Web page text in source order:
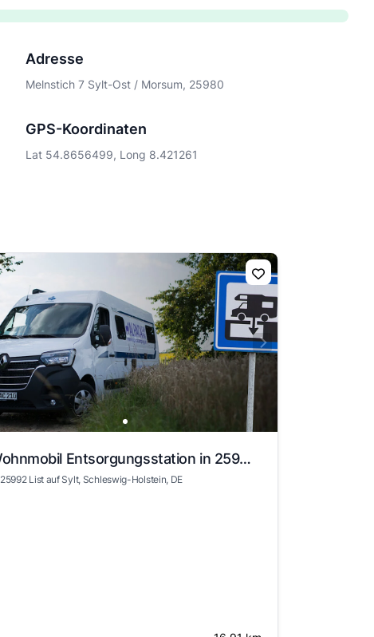
Adresse
Melnstich 7 Sylt-Ost / Morsum, 25980
GPS-Koordinaten
Lat 54.8656499, Long 8.421261
Wohnmobil Entsorgungsstation in 25992 List auf Sylt
25992 List auf Sylt, Schleswig-Holstein, DE